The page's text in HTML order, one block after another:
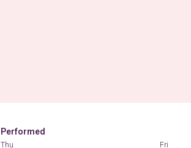
Performed
Thu Fri